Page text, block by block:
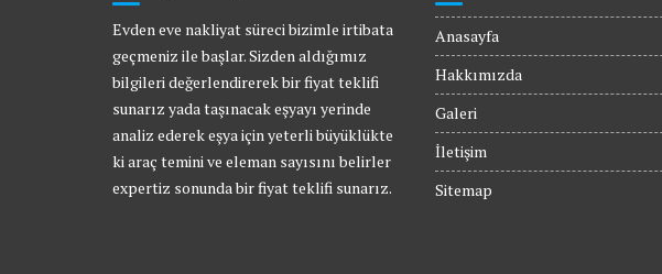
Evden eve nakliyat süreci bizimle irtibata
geçmeniz ile başlar. Sizden aldığımız
bilgileri değerlendirerek bir fiyat teklifi
sunarız yada taşınacak eşyayı yerinde
analiz ederek eşya için yeterli büyüklükte
ki araç temini ve eleman sayısını belirler
expertiz sonunda bir fiyat teklifi sunarız.
Anasayfa
Hakkımızda
Galeri
İletişim
Sitemap